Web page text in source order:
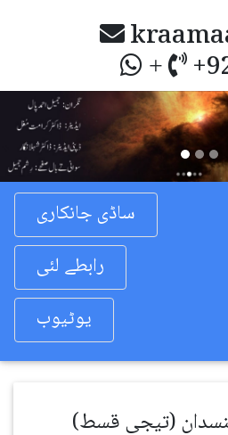
+
Previous
ساڈی جانکاری
رابطے لئی
یوٹیوب
(تیجی قسط